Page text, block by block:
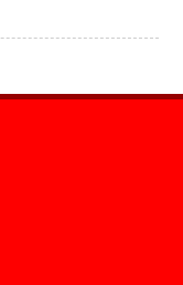
祭2026」開催決定